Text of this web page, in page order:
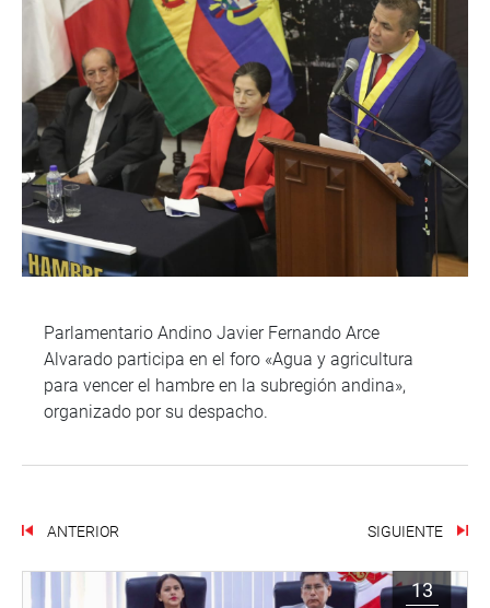
Parlamentario Andino Javier Fernando Arce
Alvarado participa en el foro «Agua y agricultura
para vencer el hambre en la subregión andina»,
organizado por su despacho.
ANTERIOR SIGUIENTE
13